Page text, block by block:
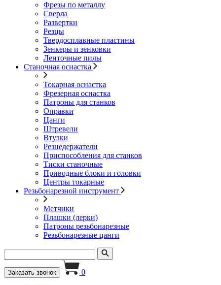
Фрезы по металлу
Сверла
Развертки
Резцы
Твердосплавные пластины
Зенкеры и зенковки
Ленточные пилы
Станочная оснастка
Токарная оснастка
Фрезерная оснастка
Патроны для станков
Оправки
Цанги
Штревели
Втулки
Резцедержатели
Приспособления для станков
Тиски станочные
Приводные блоки и головки
Центры токарные
Резьбонарезной инструмент
Метчики
Плашки (лерки)
Патроны резьбонарезные
Резьбонарезные цанги
Заказать звонок 0